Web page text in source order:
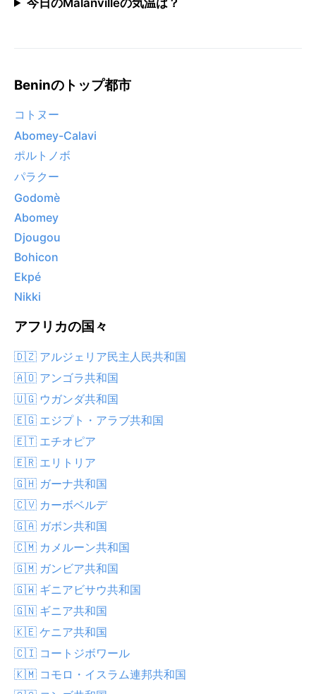
Beninのトップ都市
コトヌー
Abomey-Calavi
ポルトノボ
パラクー
Godomè
Abomey
Djougou
Bohicon
Ekpé
Nikki
アフリカの国々
🇩🇿 アルジェリア民主人民共和国
🇦🇴 アンゴラ共和国
🇺🇬 ウガンダ共和国
🇪🇬 エジプト・アラブ共和国
🇪🇹 エチオピア
🇪🇷 エリトリア
🇬🇭 ガーナ共和国
🇨🇻 カーボベルデ
🇬🇦 ガボン共和国
🇨🇲 カメルーン共和国
🇬🇲 ガンビア共和国
🇬🇼 ギニアビサウ共和国
🇬🇳 ギニア共和国
🇰🇪 ケニア共和国
🇨🇮 コートジボワール
🇰🇲 コモロ・イスラム連邦共和国